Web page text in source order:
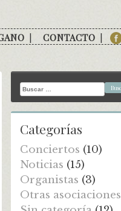
CONTACTO
Buscar:
Categorías
Conciertos (10)
Noticias (15)
Organistas (3)
Otras asociaciones